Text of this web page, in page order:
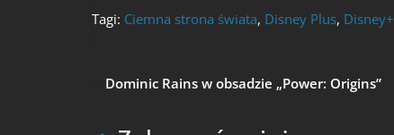
Tagi: Ciemna strona świata, Disney Plus, Disney+
Dominic Rains w obsadzie „Power: Origins”